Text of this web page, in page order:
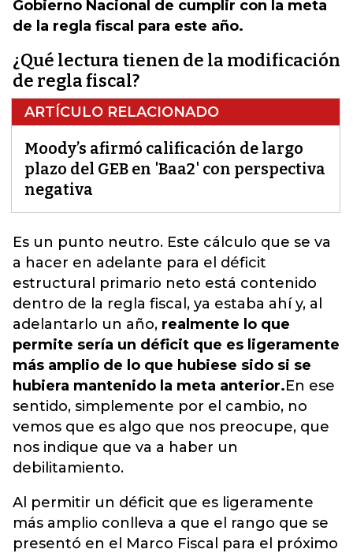
Gobierno Nacional de cumplir con la meta
de la regla fiscal para este año.
¿Qué lectura tienen de la modificación
de regla fiscal?
ARTÍCULO RELACIONADO
Moody’s afirmó calificación de largo
plazo del GEB en 'Baa2' con perspectiva
negativa
Es un punto neutro. Este cálculo que se va
a hacer en adelante para el déficit
estructural primario neto está contenido
dentro de la regla fiscal, ya estaba ahí y, al
adelantarlo un año, realmente lo que
permite sería un déficit que es ligeramente
más amplio de lo que hubiese sido si se
hubiera mantenido la meta anterior.En ese
sentido, simplemente por el cambio, no
vemos que es algo que nos preocupe, que
nos indique que va a haber un
debilitamiento.
Al permitir un déficit que es ligeramente
más amplio conlleva a que el rango que se
presentó en el Marco Fiscal para el próximo